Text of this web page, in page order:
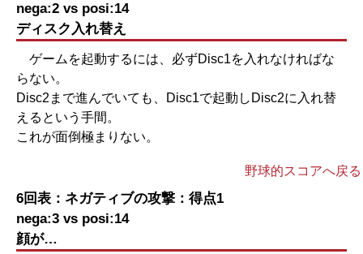
nega:2 vs posi:14
ディスク入れ替え
ゲームを起動するには、必ずDisc1を入れなければな
らない。
Disc2まで進んでいても、Disc1で起動しDisc2に入れ替
えるという手間。
これが面倒極まりない。
野球的スコアへ戻る
6回表：ネガティブの攻撃：得点1
nega:3 vs posi:14
顔が…